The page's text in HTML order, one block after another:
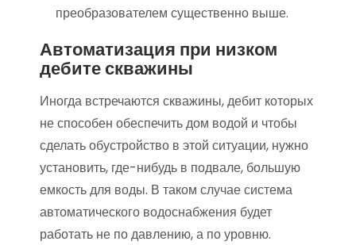
преобразователем существенно выше.
Автоматизация при низком
дебите скважины
Иногда встречаются скважины, дебит которых
не способен обеспечить дом водой и чтобы
сделать обустройство в этой ситуации, нужно
установить, где-нибудь в подвале, большую
емкость для воды. В таком случае система
автоматического водоснабжения будет
работать не по давлению, а по уровню.